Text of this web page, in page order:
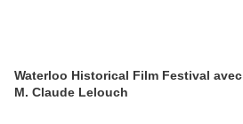
Waterloo Historical Film Festival avec
M. Claude Lelouch